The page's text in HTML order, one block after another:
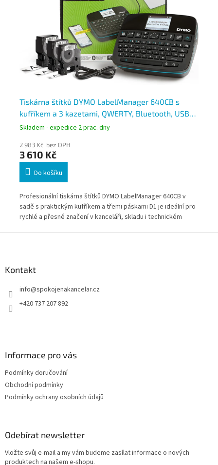
Tiskárna štítků DYMO LabelManager 640CB s
kufříkem a 3 kazetami, QWERTY, Bluetooth, USB-
C, D1 6–24 mm
Skladem - expedice 2 prac. dny
2 983 Kč bez DPH
3 610 Kč
Do košíku
Profesionální tiskárna štítků DYMO LabelManager 640CB v
sadě s praktickým kufříkem a třemi páskami D1 je ideální pro
rychlé a přesné značení v kanceláři, skladu i technickém
Kontakt
info@spokojenakancelar.cz
+420 737 207 892
Informace pro vás
Podmínky doručování
Obchodní podmínky
Podmínky ochrany osobních údajů
Odebírat newsletter
Vložte svůj e-mail a my vám budeme zasílat informace o nových
produktech na našem e-shopu.